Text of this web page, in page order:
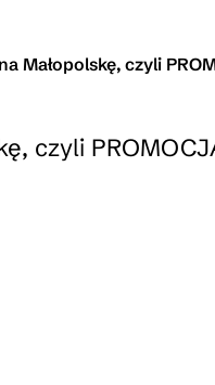
Małopolskę, czyli